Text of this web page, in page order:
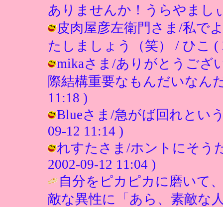
ありませんか！うらやまし
皮肉屋彦左衛門さま/私で
たしましょう（笑） / ひこ (
mikaさま/ありがとうござ
際結構重要なもんだいなん
11:18 )
Blueさま/急がば回れとい
09-12 11:14 )
れすたさま/ホントにそう
2002-09-12 11:04 )
自分をピカピカに磨いて
敵な異性に「あら、素敵な